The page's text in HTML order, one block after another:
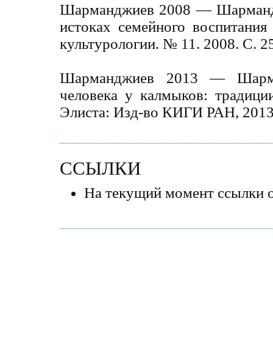
Шарманджиев 2008 —
истоках семейного
культурологии. № 11. 2008. С.
Шарманджиев 2013 —
человека у калмыков:
Элиста: Изд-во КИГИ РАН,
ССЫЛКИ
На текущий момент ссылки